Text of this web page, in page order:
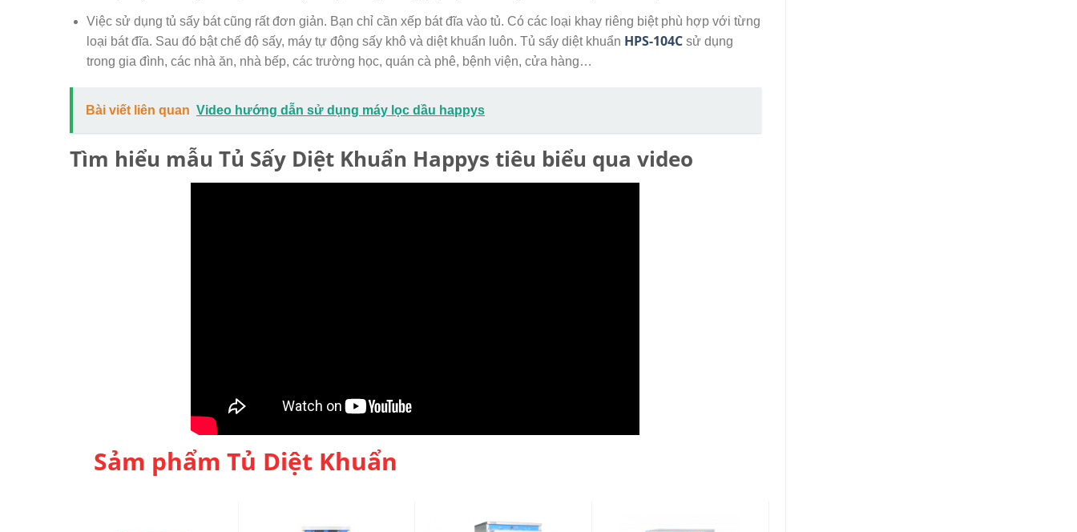
Việc sử dụng tủ sấy bát cũng rất đơn giản. Bạn chỉ cần xếp bát đĩa vào tủ. Có các loại khay riêng biệt phù hợp với từng
loại bát đĩa. Sau đó bật chế độ sấy, máy tự động sấy khô và diệt khuẩn luôn. Tủ sấy diệt khuẩn HPS-104Csử dụng
trong gia đình, các nhà ăn, nhà bếp, các trường học, quán cà phê, bệnh viện, cửa hàng…
Bài viết liên quan Video hướng dẫn sử dụng máy lọc dầu happys
Tìm hiểu mẫu Tủ Sấy Diệt Khuẩn Happys tiêu biểu qua video
Sảm phẩm Tủ Diệt Khuẩn